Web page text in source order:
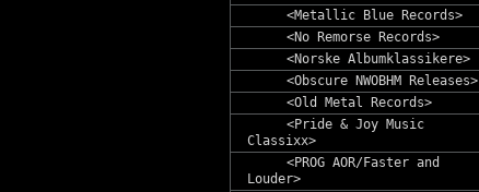
<Metallic Blue Records>
<No Remorse Records>
<Norske Albumklassikere>
<Obscure NWOBHM Releases>
<Old Metal Records>
<Pride & Joy Music
Classixx>
<PROG AOR/Faster and
Louder>